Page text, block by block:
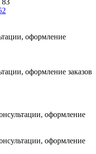
83
оформление
оформление заказов
оформление
оформление